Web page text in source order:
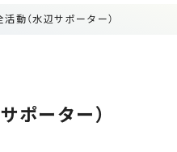
動（水辺サポーター）
ポーター）